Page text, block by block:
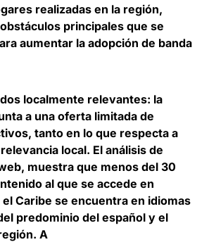
realizadas en la región,
principales que se
aumentar la adopción de banda
localmente relevantes: la
a una oferta limitada de
tanto en lo que respecta a
local. El análisis de
muestra que menos del 30
al que se accede en
Caribe se encuentra en idiomas
predominio del español y el
A